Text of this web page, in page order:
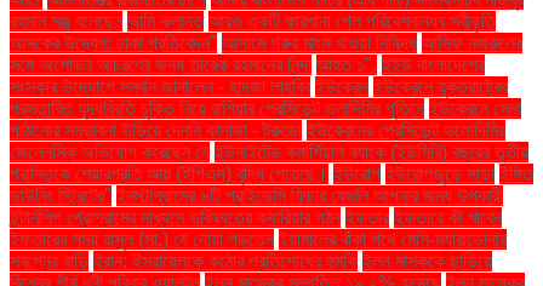
রহমান মঞ্জু বলেছেন আমি ক্লান্ত আরও একটি কারখানা পেল পরিবেশবান্ধব স্বীকৃতি
আসকের উদ্বেগ: ঢাকা প্রতিবেদন" আসামে গরুর মাংস খাওয়া নিষিদ্ধ আসিফ নজরুলের
সঙ্গে অশোভন আচরণের জন্য তারেক রহমানের নিন্দা আহত ১". ইইউ বাংলাদেশের
সংস্কার উদ্যোগে সমর্থন জানালেন - হাদজা লাহবিব ইউক্রেন ইউক্রেনে যুক্তরাষ্ট্রের
প্রস্তাবিত যুদ্ধবিরতি চুক্তি নিয়ে রাশিয়ার প্রেসিডেন্ট ভ্লাদিমির পুতিনে ইউক্রেনে সেনা
পাঠানোর সম্ভাবনা উড়িয়ে দেননি কানাডা - ট্রুডো ইউক্রেনের প্রেসিডেন্ট ভলোদিমির
জেলেনস্কি অভিযোগ করেছেন যে ইউনাইটেড কমার্শিয়াল ব্যাংক (ইউসিবি) বছরের তৃতীয়
প্রান্তিকে শেয়ারপ্রতি আয় (ইপিএস) বৃদ্ধি পেয়েছে। ইউরোপ ইউরোপজুড়ে সাড়া ইঙ্গিত
ডাউনিং স্ট্রিটের" ইনস্টাগ্রামের ৬টি প্রাইভেসি ফিচার যেগুলি আপনার জন্য উপকারী
ইন্টার্নশিপ প্রোগ্রামের মাধ্যমে ভবিষ্যতের ক্যারিয়ার গঠন ইফতার ইফতারে কী খাবেন
ইফতারের সময় রাসুল (সা.) যে দোয়া পড়তেন ইয়ামালের বাঁকা পথে মেসি-ম্যারাডোনার
স্বপ্নের বাড়ি ইরান: ইসরায়েলকে কঠোর প্রতিশোধের হুমকি ইলন মাস্ককে ছাড়িয়ে